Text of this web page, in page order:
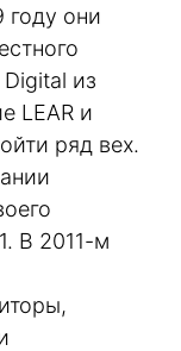
году они
из
LEAR и
ряд вех.
В 2011-м